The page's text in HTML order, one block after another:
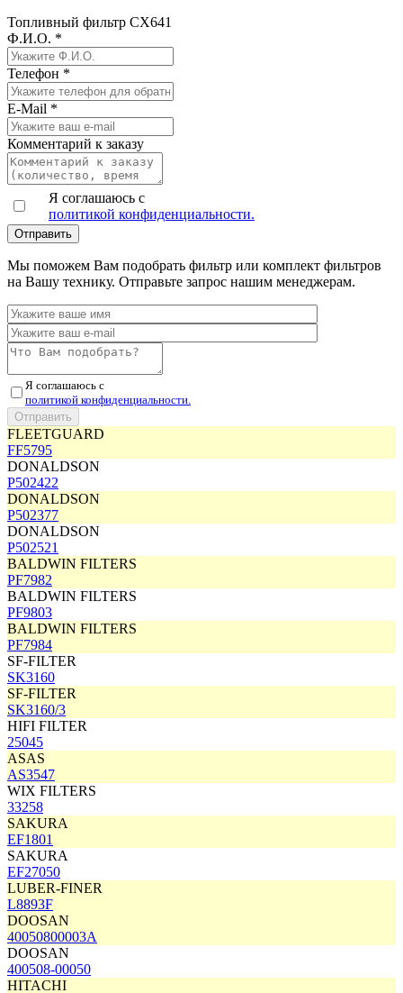
Топливный фильтр CX641
Ф.И.О. *
Телефон *
E-Mail *
Комментарий к заказу
Я соглашаюсь с
политикой конфиденциальности.
Мы поможем Вам подобрать фильтр или комплект фильтров
на Вашу технику. Отправьте запрос нашим менеджерам.
Я соглашаюсь с
политикой конфиденциальности.
FLEETGUARD
FF5795
DONALDSON
P502422
DONALDSON
P502377
DONALDSON
P502521
BALDWIN FILTERS
PF7982
BALDWIN FILTERS
PF9803
BALDWIN FILTERS
PF7984
SF-FILTER
SK3160
SF-FILTER
SK3160/3
HIFI FILTER
25045
ASAS
AS3547
WIX FILTERS
33258
SAKURA
EF1801
SAKURA
EF27050
LUBER-FINER
L8893F
DOOSAN
40050800003A
DOOSAN
400508-00050
HITACHI